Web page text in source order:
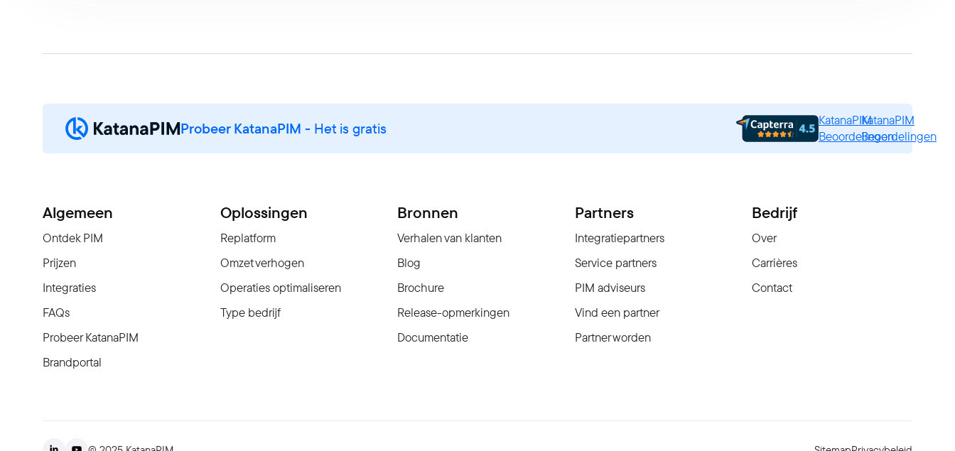
Probeer KatanaPIM - Het is gratis
KatanaPIM
Beoordelingen
KatanaPIM
Beoordelingen
Algemeen
Ontdek PIM
Prijzen
Integraties
FAQs
Probeer KatanaPIM
Brandportal
Oplossingen
Replatform
Omzet verhogen
Operaties optimaliseren
Type bedrijf
Bronnen
Verhalen van klanten
Blog
Brochure
Release-opmerkingen
Documentatie
Partners
Integratiepartners
Service partners
PIM adviseurs
Vind een partner
Partner worden
Bedrijf
Over
Carrières
Contact